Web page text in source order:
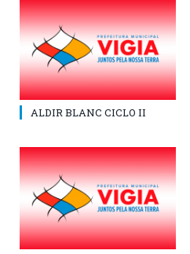
ALDIR BLANC CICLO II